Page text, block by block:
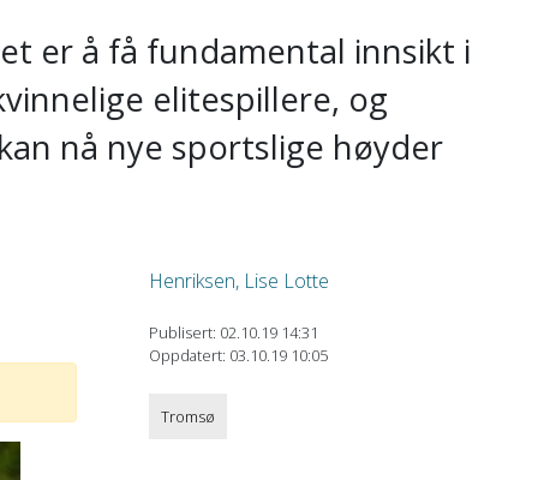
er å få fundamental innsikt i
elitespillere, og
nå nye sportslige høyder
Henriksen, Lise Lotte
Publisert: 02.10.19 14:31
Oppdatert: 03.10.19 10:05
Tromsø